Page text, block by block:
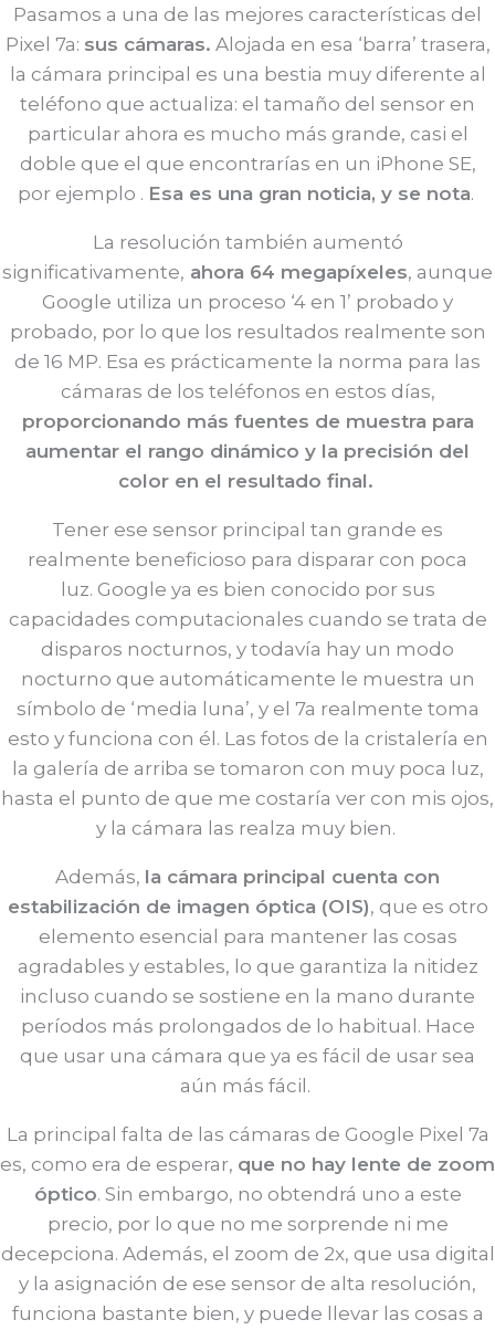
Pasamos a una de las mejores características del
Pixel 7a: sus cámaras. Alojada en esa ‘barra’ trasera,
la cámara principal es una bestia muy diferente al
teléfono que actualiza: el tamaño del sensor en
particular ahora es mucho más grande, casi el
doble que el que encontrarías en un iPhone SE,
por ejemplo . Esa es una gran noticia, y se nota.
La resolución también aumentó
significativamente, ahora 64 megapíxeles, aunque
Google utiliza un proceso ‘4 en 1’ probado y
probado, por lo que los resultados realmente son
de 16 MP. Esa es prácticamente la norma para las
cámaras de los teléfonos en estos días,
proporcionando más fuentes de muestra para
aumentar el rango dinámico y la precisión del
color en el resultado final.
Tener ese sensor principal tan grande es
realmente beneficioso para disparar con poca
luz. Google ya es bien conocido por sus
capacidades computacionales cuando se trata de
disparos nocturnos, y todavía hay un modo
nocturno que automáticamente le muestra un
símbolo de ‘media luna’, y el 7a realmente toma
esto y funciona con él. Las fotos de la cristalería en
la galería de arriba se tomaron con muy poca luz,
hasta el punto de que me costaría ver con mis ojos,
y la cámara las realza muy bien.
Además, la cámara principal cuenta con
estabilización de imagen óptica (OIS), que es otro
elemento esencial para mantener las cosas
agradables y estables, lo que garantiza la nitidez
incluso cuando se sostiene en la mano durante
períodos más prolongados de lo habitual. Hace
que usar una cámara que ya es fácil de usar sea
aún más fácil.
La principal falta de las cámaras de Google Pixel 7a
es, como era de esperar, que no hay lente de zoom
óptico. Sin embargo, no obtendrá uno a este
precio, por lo que no me sorprende ni me
decepciona. Además, el zoom de 2x, que usa digital
y la asignación de ese sensor de alta resolución,
funciona bastante bien, y puede llevar las cosas a